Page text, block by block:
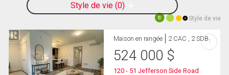
Style de vie 0
10 Style de vie
Maison en rangée 2 CAC , 2 SDB
524 000 $
120 - 51 Jefferson Side Road
?